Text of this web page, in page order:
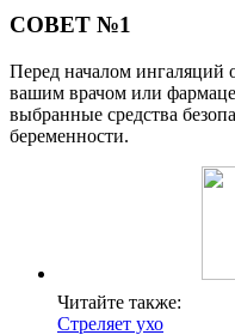
СОВЕТ №1
Перед началом ингаляций
вашим врачом или
выбранные средства
беременности.
Читайте также:
Стреляет ухо